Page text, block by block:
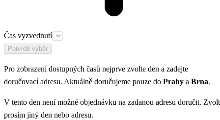
Čas vyzvednutí
Potvrdit výběr
Pro zobrazení dostupných časů nejprve zvolte den a zadejte
doručovací adresu. Aktuálně doručujeme pouze do Prahy a Brna.
V tento den není možné objednávku na zadanou adresu doručit.
prosím jiný den nebo adresu.